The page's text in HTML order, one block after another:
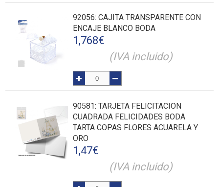
92056: CAJITA TRANSPARENTE CON
ENCAJE BLANCO BODA
1,768€
(IVA incluido)
90581: TARJETA FELICITACION
CUADRADA FELICIDADES BODA
TARTA COPAS FLORES ACUARELA Y
ORO
1,47€
(IVA incluido)